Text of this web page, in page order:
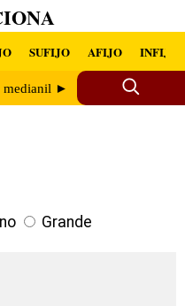
SUFIJO AFIJO INFIJO
medianil ►
Grande